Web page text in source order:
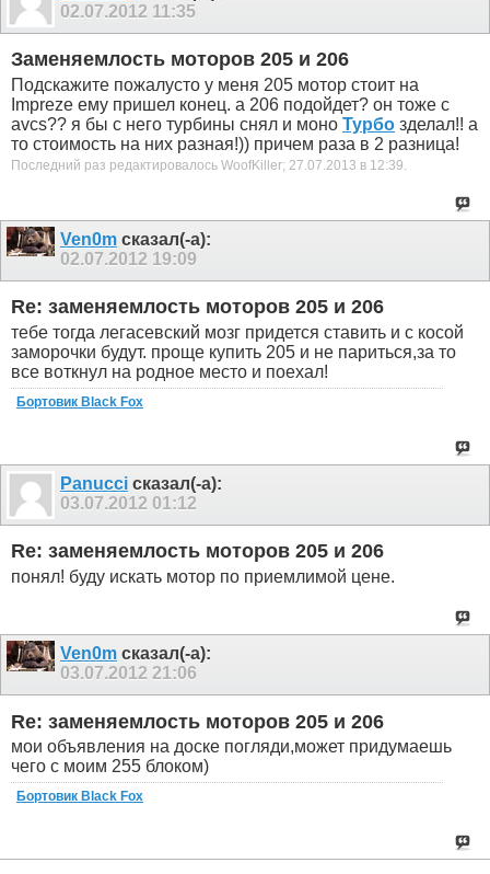
02.07.2012 11:35
Заменяемлость моторов 205 и 206
Подскажите пожалусто у меня 205 мотор стоит на
Impreze ему пришел конец. а 206 подойдет? он тоже с
avcs?? я бы с него турбины снял и моно Турбо зделал!! а
то стоимость на них разная!)) причем раза в 2 разница!
Последний раз редактировалось WoofKiller; 27.07.2013 в 12:39.
Ven0m сказал(-а):
02.07.2012 19:09
Re: заменяемлость моторов 205 и 206
тебе тогда легасевский мозг придется ставить и с косой
заморочки будут. проще купить 205 и не париться,за то
все воткнул на родное место и поехал!
Бортовик Black Fox
Panucci сказал(-а):
03.07.2012 01:12
Re: заменяемлость моторов 205 и 206
понял! буду искать мотор по приемлимой цене.
Ven0m сказал(-а):
03.07.2012 21:06
Re: заменяемлость моторов 205 и 206
мои объявления на доске погляди,может придумаешь
чего с моим 255 блоком)
Бортовик Black Fox